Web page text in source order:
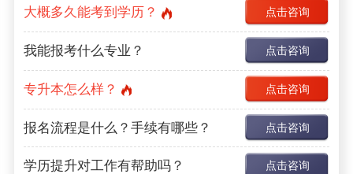
大概多久能考到学历？ 点击咨询
我能报考什么专业？ 点击咨询
专升本怎么样？ 点击咨询
报名流程是什么？手续有哪些？ 点击咨询
学历提升对工作有帮助吗？ 点击咨询